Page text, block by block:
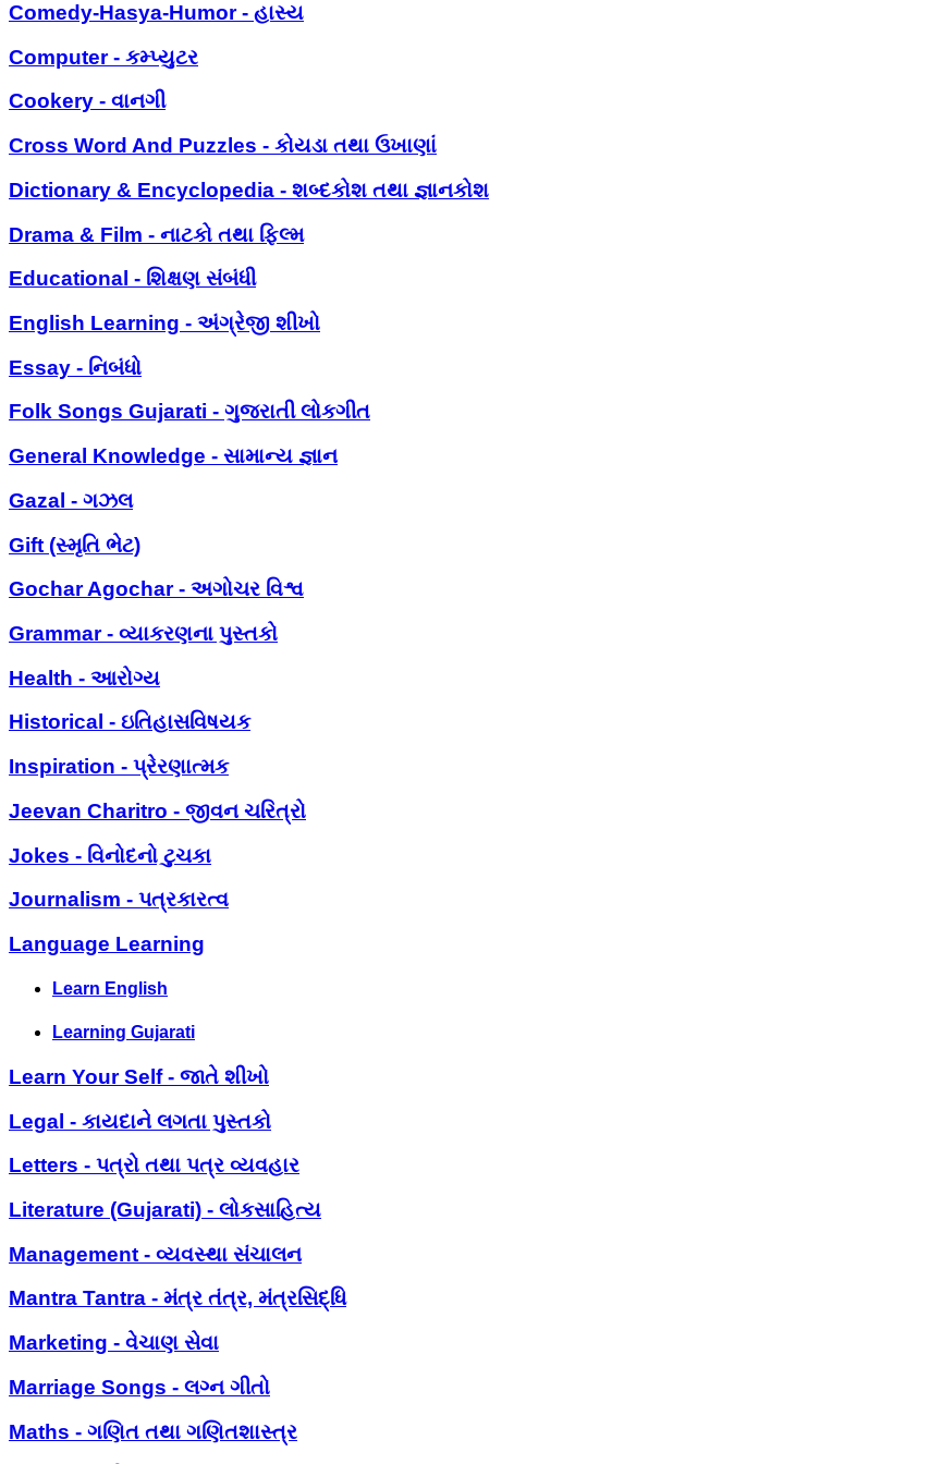
Comedy-Hasya-Humor - હાસ્ય
Computer - કમ્પ્યુટર
Cookery - વાનગી
Cross Word And Puzzles - કોયડા તથા ઉખાણાં
Dictionary & Encyclopedia - શબ્દકોશ તથા જ્ઞાનકોશ
Drama & Film - નાટકો તથા ફિલ્મ
Educational - શિક્ષણ સંબંધી
English Learning - અંગ્રેજી શીખો
Essay - નિબંધો
Folk Songs Gujarati - ગુજરાતી લોકગીત
General Knowledge - સામાન્ય જ્ઞાન
Gazal - ગઝલ
Gift (સ્મૃતિ ભેટ)
Gochar Agochar - અગોચર વિશ્વ
Grammar - વ્યાકરણના પુસ્તકો
Health - આરોગ્ય
Historical - ઇતિહાસવિષયક
Inspiration - પ્રેરણાત્મક
Jeevan Charitro - જીવન ચરિત્રો
Jokes - વિનોદનો ટુચકા
Journalism - પત્રકારત્વ
Language Learning
Learn English
Learning Gujarati
Learn Your Self - જાતે શીખો
Legal - કાયદાને લગતા પુસ્તકો
Letters - પત્રો તથા પત્ર વ્યવહાર
Literature (Gujarati) - લોકસાહિત્ય
Management - વ્યવસ્થા સંચાલન
Mantra Tantra - મંત્ર તંત્ર, મંત્રસિદ્ધિ
Marketing - વેચાણ સેવા
Marriage Songs - લગ્ન ગીતો
Maths - ગણિત તથા ગણિતશાસ્ત્ર